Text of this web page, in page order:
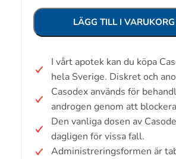
LÄGG TILL I VARUKORG
I vårt apotek kan du köpa
hela Sverige. Diskret och
Casodex används för
androgen genom att
Den vanliga dosen av
dagligen för vissa fall.
Administreringsformen är